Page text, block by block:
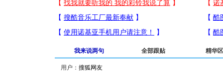
我来说两句 全部跟贴 精华区
用户：